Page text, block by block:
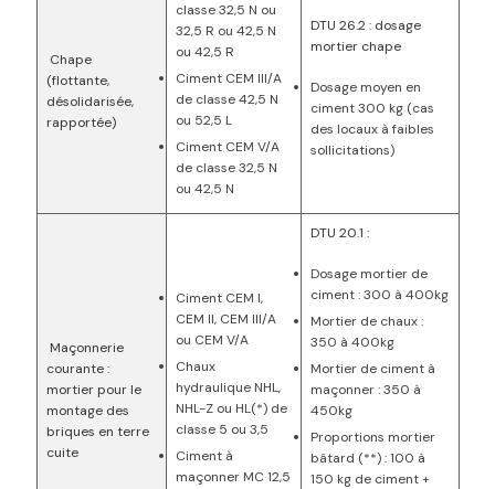
Chape
(flottante,
désolidarisée,
rapportée)
classe 32,5 N ou
32,5 R ou 42,5 N
ou 42,5 R
Ciment CEM III/A
de classe 42,5 N
ou 52,5 L
Ciment CEM V/A
de classe 32,5 N
ou 42,5 N
DTU 26.2 : dosage
mortier chape
Dosage moyen en
ciment 300 kg (cas
des locaux à faibles
sollicitations)
Maçonnerie
courante :
mortier pour le
montage des
briques en terre
cuite
Ciment CEM I,
CEM II, CEM III/A
ou CEM V/A
Chaux
hydraulique NHL,
NHL-Z ou HL(*) de
classe 5 ou 3,5
Ciment à
maçonner MC 12,5
DTU 20.1 :
Dosage mortier de
ciment : 300 à 400kg
Mortier de chaux :
350 à 400kg
Mortier de ciment à
maçonner : 350 à
450kg
Proportions mortier
bâtard (**) : 100 à
150 kg de ciment +